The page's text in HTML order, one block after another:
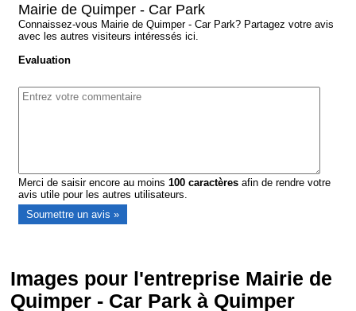
Mairie de Quimper - Car Park
Connaissez-vous Mairie de Quimper - Car Park? Partagez votre avis
avec les autres visiteurs intéressés ici.
Evaluation
Merci de saisir encore au moins100 caractères afin de rendre votre
avis utile pour les autres utilisateurs.
Images pour l'entreprise Mairie de
Quimper - Car Park à Quimper